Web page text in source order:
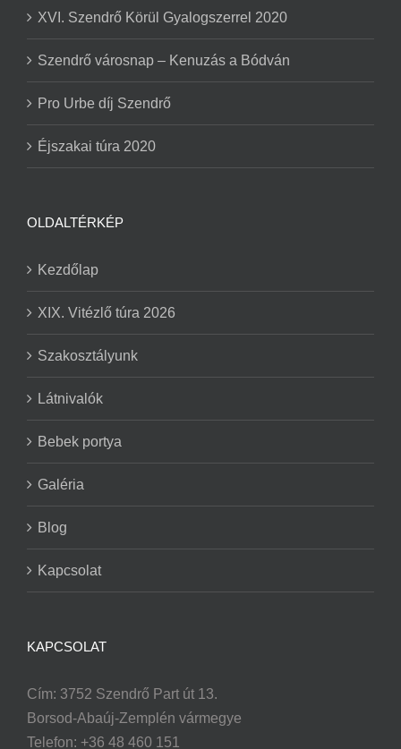
XVI. Szendrő Körül Gyalogszerrel 2020
Szendrő városnap – Kenuzás a Bódván
Pro Urbe díj Szendrő
Éjszakai túra 2020
OLDALTÉRKÉP
Kezdőlap
XIX. Vitézlő túra 2026
Szakosztályunk
Látnivalók
Bebek portya
Galéria
Blog
Kapcsolat
KAPCSOLAT
Cím: 3752 Szendrő Part út 13.
Borsod-Abaúj-Zemplén vármegye
Telefon: +36 48 460 151